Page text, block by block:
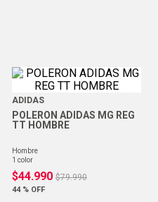
ADIDAS
POLERON ADIDAS MG REG
TT HOMBRE
hombre
1 color
$44.990 $79.990
44 % OFF